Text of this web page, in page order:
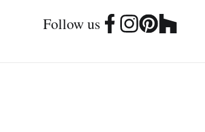
Follow us